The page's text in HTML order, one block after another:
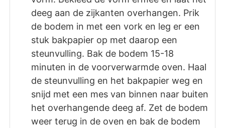
deeg aan de zijkanten overhangen. Prik
de bodem in met een vork en leg er een
stuk bakpapier op met daarop een
steunvulling. Bak de bodem 15-18
minuten in de voorverwarmde oven. Haal
de steunvulling en het bakpapier weg en
snijd met een mes van binnen naar buiten
het overhangende deeg af. Zet de bodem
weer terug in de oven en bak de bodem